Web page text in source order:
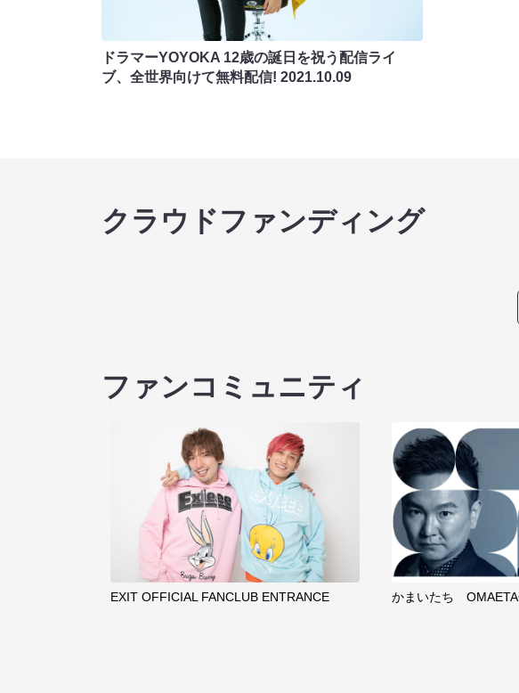
ドラマーYOYOKA 12歳の誕日を祝う配信ライ
ブ、全世界向けて無料配信! 2021.10.09
クラウドファンディング
ファンコミュニティ
EXIT OFFICIAL FANCLUB ENTRANCE
かまいたち